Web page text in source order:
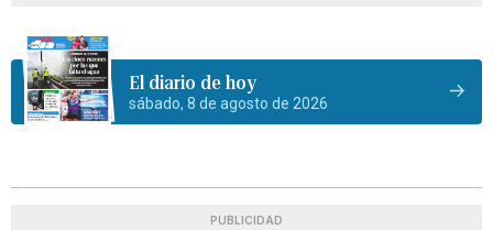
El diario de hoy
sábado, 8 de agosto de 2026
PUBLICIDAD